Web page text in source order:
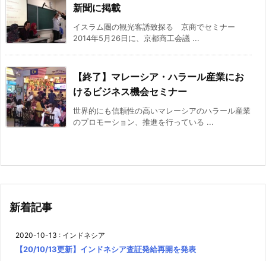
新聞に掲載
イスラム圏の観光客誘致探る 京商でセミナー
2014年5月26日に、京都商工会議 ...
【終了】マレーシア・ハラール産業にお
けるビジネス機会セミナー
世界的にも信頼性の高いマレーシアのハラール産業
のプロモーション、推進を行っている ...
新着記事
2020-10-13 : インドネシア
【20/10/13更新】インドネシア査証発給再開を発表